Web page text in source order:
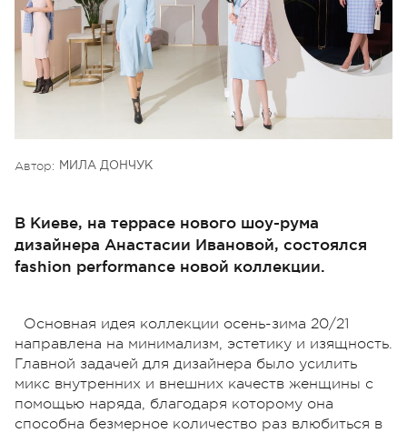
Автор: МИЛА ДОНЧУК
В Киеве, на террасе нового шоу-рума
дизайнера Анастасии Ивановой, состоялся
fashion performance новой коллекции.
Основная идея коллекции осень-зима 20/21
направлена на минимализм, эстетику и изящность.
Главной задачей для дизайнера было усилить
микс внутренних и внешних качеств женщины с
помощью наряда, благодаря которому она
способна безмерное количество раз влюбиться в